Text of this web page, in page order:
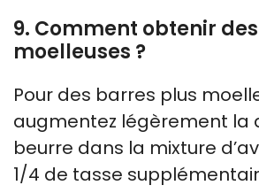
9. Comment obtenir
moelleuses ?
Pour des barres plus
augmentez légèrement la
beurre dans la mixture
1/4 de tasse